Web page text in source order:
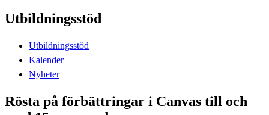
Utbildningsstöd
Utbildningsstöd
Kalender
Nyheter
Rösta på förbättringar i Canvas till och